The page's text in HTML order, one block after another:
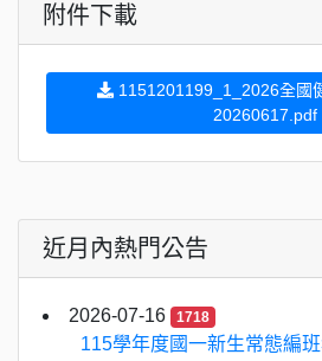
附件下載
1151201199_1_2026全國
20260617.pdf
近月內熱門公告
2026-07-16 1718
115學年度國一新生常態編